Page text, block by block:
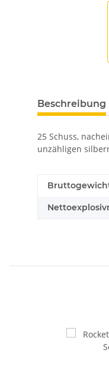
Beschreibung
25 Schuss,
unzähligen